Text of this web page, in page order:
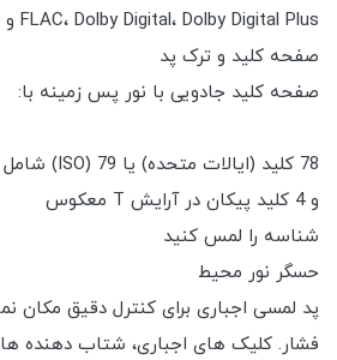
FLAC، Dolby Digital، Dolby Digital Plus و Dolby Atmos.
صفحه کلید و ترک پد
صفحه کلید جادویی با نور پس زمینه با:
و 4 کلید پیکان در آرایش T معکوس
شناسه را لمس کنید
حسگر نور محیط
پد لمسی اجباری برای کنترل دقیق
فشار. کلیک های اجباری، شتاب دهنده